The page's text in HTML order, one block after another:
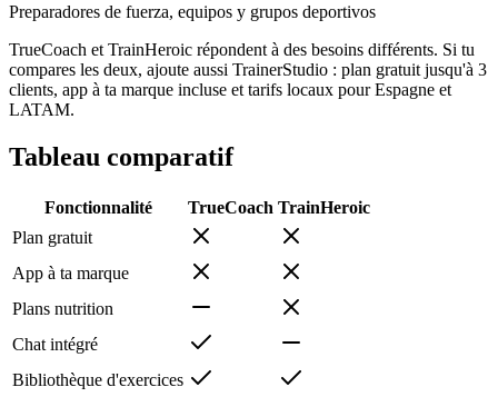
Preparadores de fuerza, equipos y grupos deportivos
TrueCoach et TrainHeroic répondent à des besoins différents. Si tu
compares les deux, ajoute aussi TrainerStudio : plan gratuit jusqu'à 3
clients, app à ta marque incluse et tarifs locaux pour Espagne et
LATAM.
Tableau comparatif
Fonctionnalité TrueCoach TrainHeroic
Plan gratuit
App à ta marque
Plans nutrition
Chat intégré
Bibliothèque d'exercices